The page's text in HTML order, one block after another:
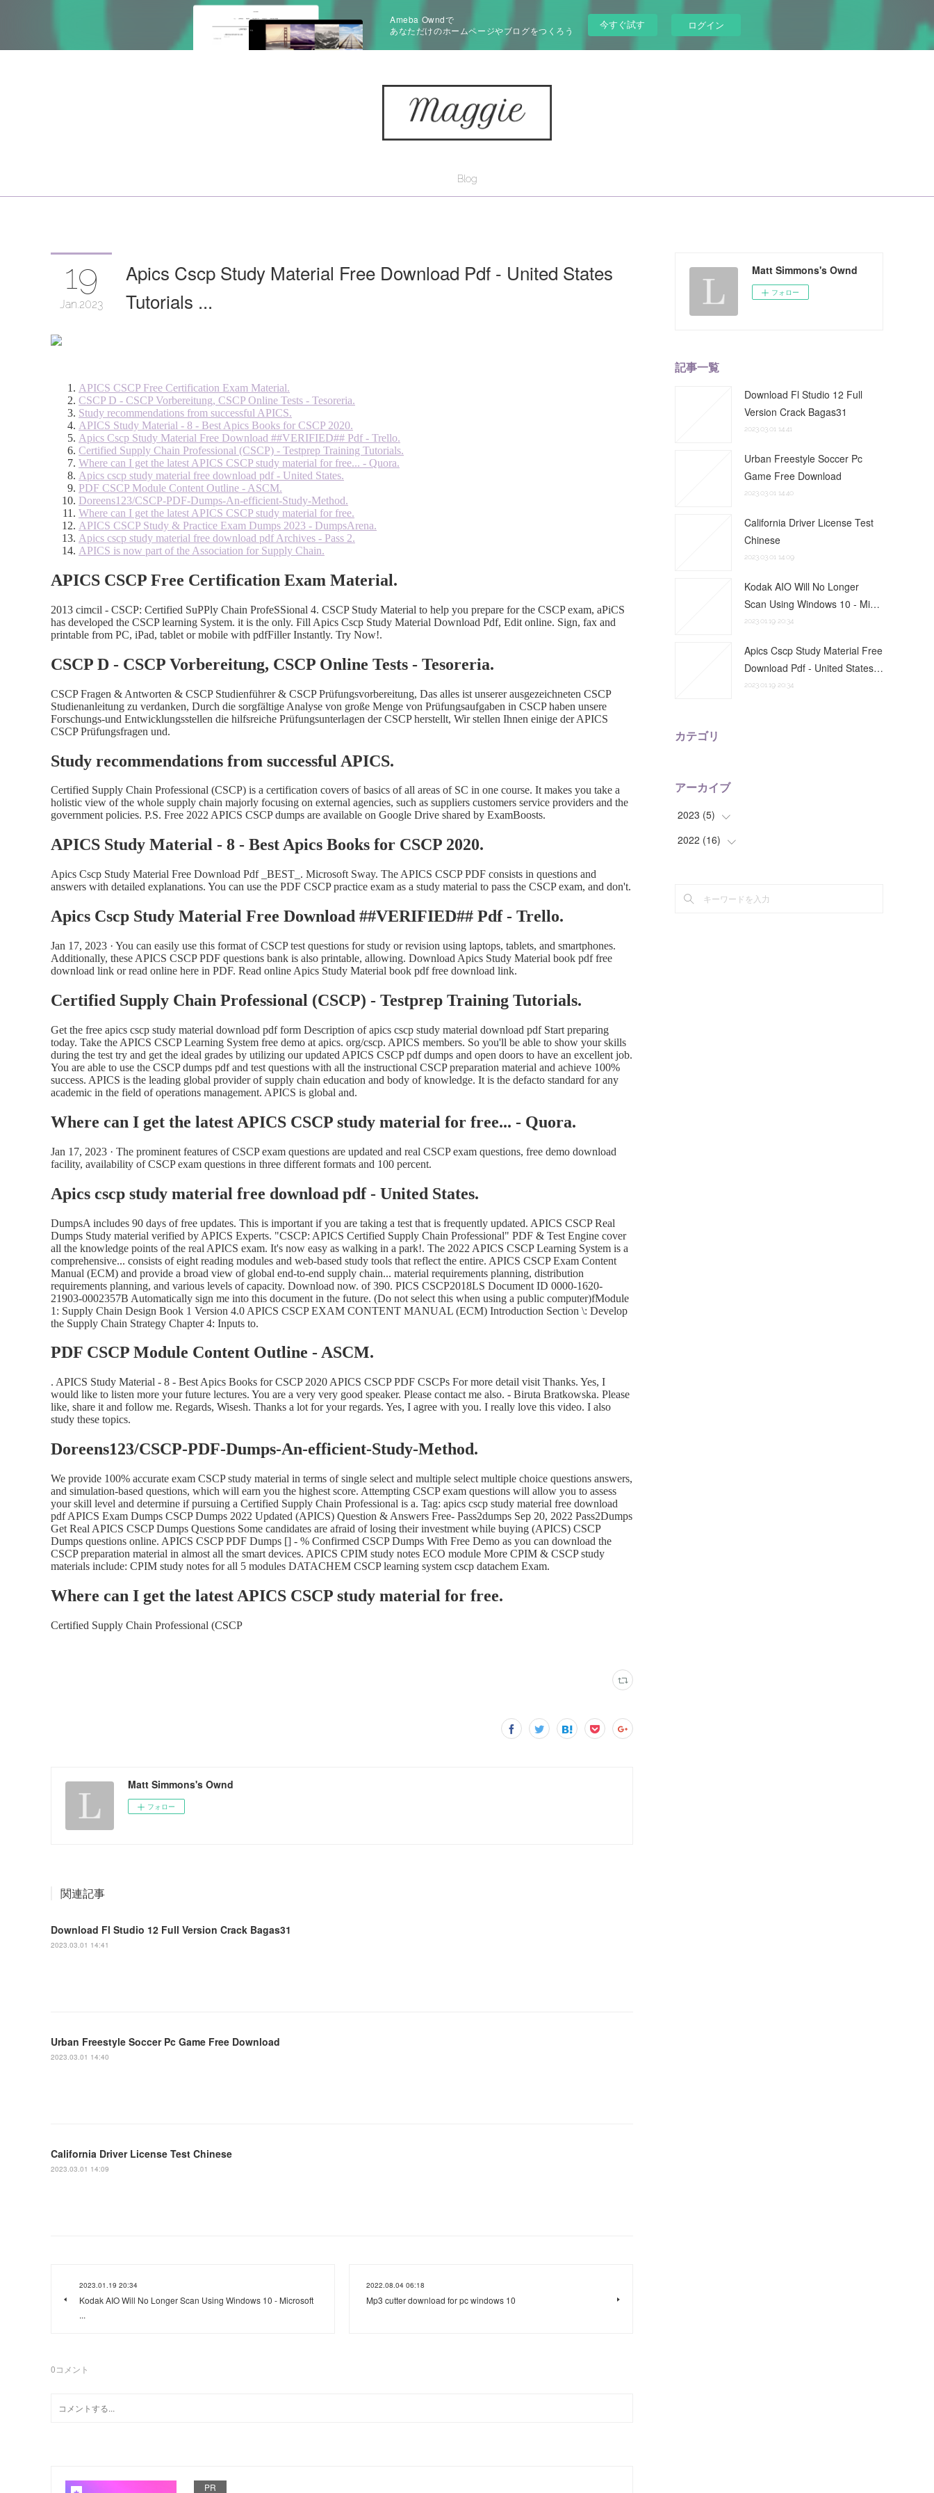
Ameba Owndで
あなただけのホームページやブログをつくろう
今すぐ試す ログイン
Blog
19
Jan 2023
Apics Cscp Study Material Free Download Pdf - United States
Tutorials ...
Matt Simmons's Ownd
フォロー
関連記事
Download Fl Studio 12 Full Version Crack Bagas31
2023.03.01 14:41
Urban Freestyle Soccer Pc Game Free Download
2023.03.01 14:40
California Driver License Test Chinese
2023.03.01 14:09
2023.01.19 20:34
Kodak AIO Will No Longer Scan Using Windows 10 - Microsoft
...
2022.08.04 06:18
Mp3 cutter download for pc windows 10
0コメント
PR
Matt Simmons's Ownd
フォロー
記事一覧
Download Fl Studio 12 Full
Version Crack Bagas31
2023.03.01 14:41
Urban Freestyle Soccer Pc
Game Free Download
2023.03.01 14:40
California Driver License Test
Chinese
2023.03.01 14:09
Kodak AIO Will No Longer
Scan Using Windows 10 - Mi…
2023.01.19 20:34
Apics Cscp Study Material Free
Download Pdf - United States…
2023.01.19 20:34
カテゴリ
アーカイブ
2023 (5)
(3)
2022 (16)